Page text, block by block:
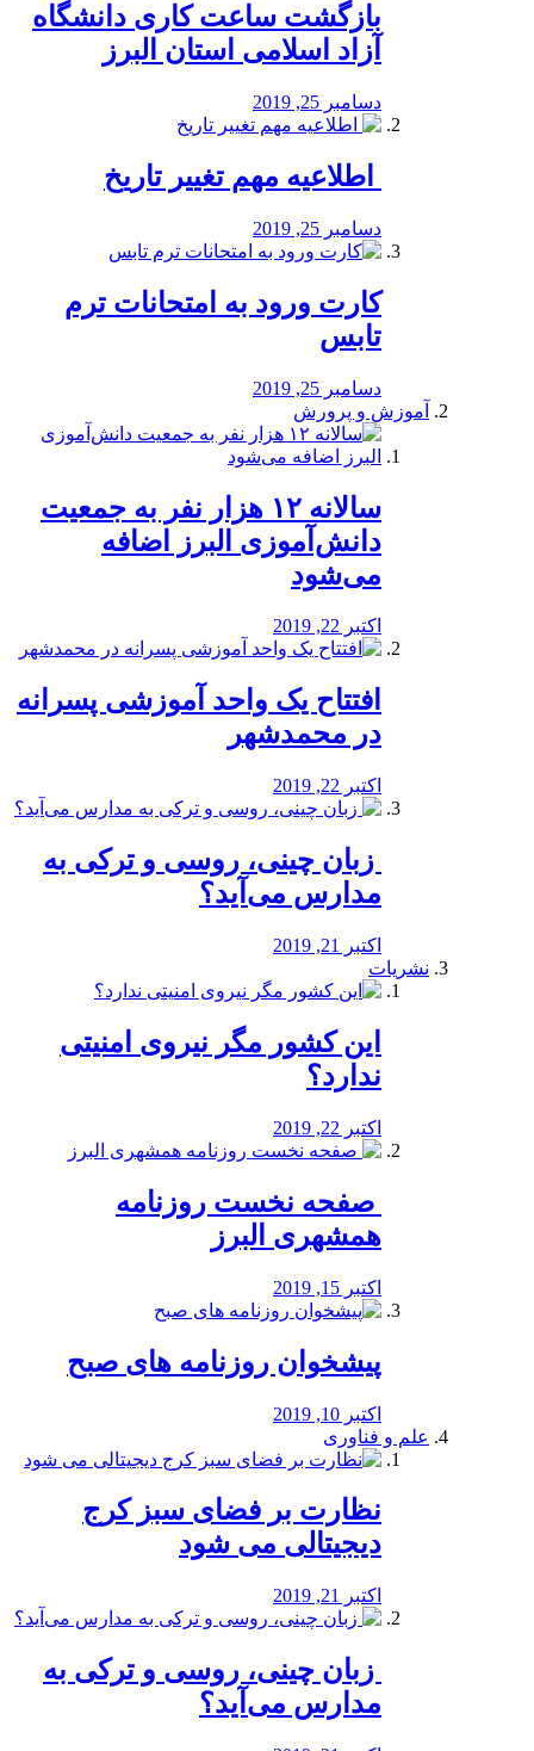
بازگشت ساعت کاری دانشگاه
آزاد اسلامی استان البرز
دسامبر 25, 2019
️ اطلاعیه مهم تغییر تاریخ
دسامبر 25, 2019
کارت ورود به امتحانات ترم
تابس
دسامبر 25, 2019
آموزش و پرورش
️سالانه ۱۲ هزار نفر به جمعیت
دانش‌آموزی البرز اضافه
می‌شود
اکتبر 22, 2019
افتتاح یک واحد آموزشی پسرانه
در محمدشهر
اکتبر 22, 2019
️ زبان چینی، روسی و ترکی به
مدارس می‌آید؟
اکتبر 21, 2019
نشریات
این کشور مگر نیروی امنیتی
ندارد؟
اکتبر 22, 2019
️ صفحه نخست روزنامه‌
همشهری البرز
اکتبر 15, 2019
پیشخوان روزنامه های صبح
اکتبر 10, 2019
علم و فناوری
نظارت بر فضای سبز کرج
دیجیتالی می شود
اکتبر 21, 2019
️ زبان چینی، روسی و ترکی به
مدارس می‌آید؟